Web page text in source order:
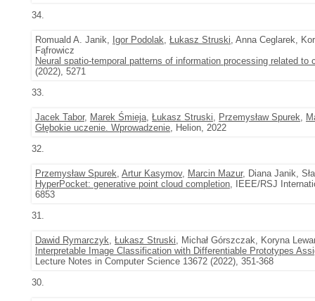
34.
Romuald A. Janik, Igor Podolak, Łukasz Struski, Anna Ceglarek,
Fąfrowicz
Neural spatio-temporal patterns of information processing related
(2022), 5271
33.
Jacek Tabor, Marek Śmieja, Łukasz Struski, Przemysław Spurek,
Głębokie uczenie. Wprowadzenie, Helion, 2022
32.
Przemysław Spurek, Artur Kasymov, Marcin Mazur, Diana Janik,
HyperPocket: generative point cloud completion, IEEE/RSJ
6853
31.
Dawid Rymarczyk, Łukasz Struski, Michał Górszczak, Koryna
Interpretable Image Classification with Differentiable Prototypes
Lecture Notes in Computer Science 13672 (2022), 351-368
30.